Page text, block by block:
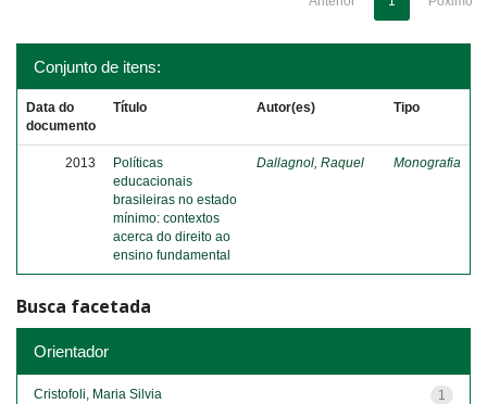
Conjunto de itens:
Data do
documento
Título Autor(es) Tipo
2013
Políticas
educacionais
brasileiras no estado
mínimo: contextos
acerca do direito ao
ensino fundamental
Dallagnol, Raquel Monografia
Busca facetada
Orientador
1
Cristofoli, Maria Silvia